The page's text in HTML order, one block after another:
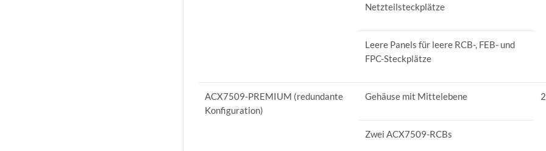
Netzteilsteckplätze
Leere Panels für leere RCB-, FEB- und
FPC-Steckplätze
ACX7509-PREMIUM (redundante
Konfiguration)
Gehäuse mit Mittelebene
Zwei ACX7509-RCBs